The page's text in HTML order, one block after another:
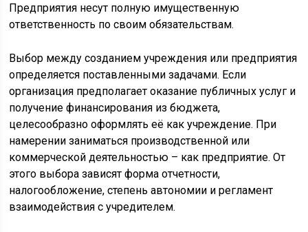
Предприятия несут полную имущественную
ответственность по своим обязательствам.
Выбор между созданием учреждения или предприятия
определяется поставленными задачами. Если
организация предполагает оказание публичных услуг и
получение финансирования из бюджета,
целесообразно оформлять её как учреждение. При
намерении заниматься производственной или
коммерческой деятельностью – как предприятие. От
этого выбора зависят форма отчетности,
налогообложение, степень автономии и регламент
взаимодействия с учредителем.